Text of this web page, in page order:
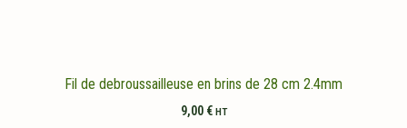
Fil de debroussailleuse en brins de 28 cm 2.4mm
9,00 € HT